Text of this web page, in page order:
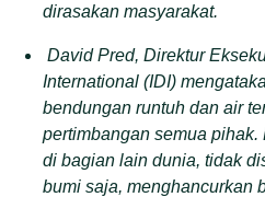
dirasakan masyarakat.
David Pred, Direktur
International (IDI)
bendungan runtuh dan air
pertimbangan semua
di bagian lain dunia, tidak
bumi saja, menghancurkan